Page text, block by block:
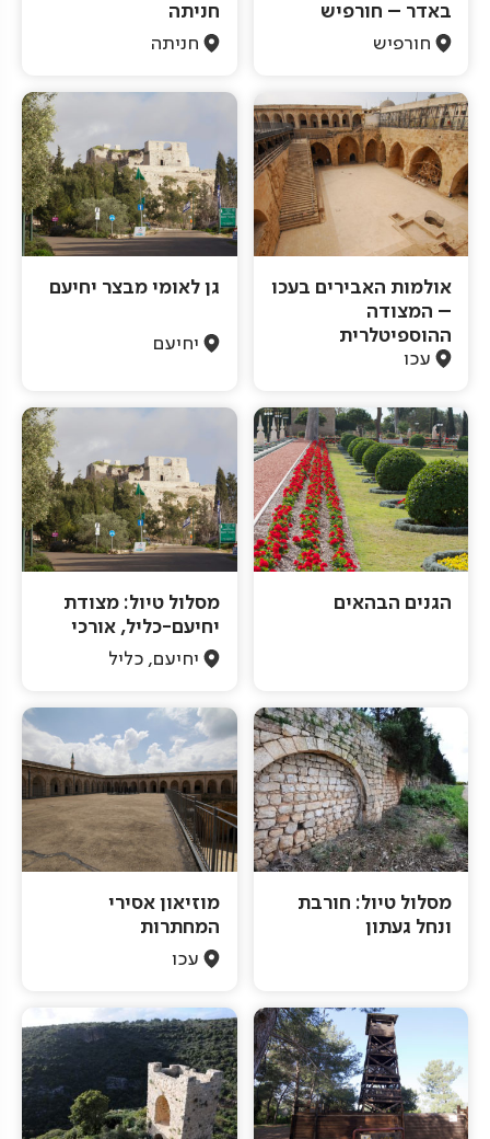
באדר – חורפיש
חורפיש
חניתה
חניתה
אולמות האבירים בעכו
– המצודה
ההוספיטלרית
עכו
גן לאומי מבצר יחיעם
יחיעם
הגנים הבהאים
מסלול טיול: מצודת
יחיעם-כליל, אורכי
יחיעם, כליל
מסלול טיול: חורבת
ונחל געתון
מוזיאון אסירי
המחתרות
עכו